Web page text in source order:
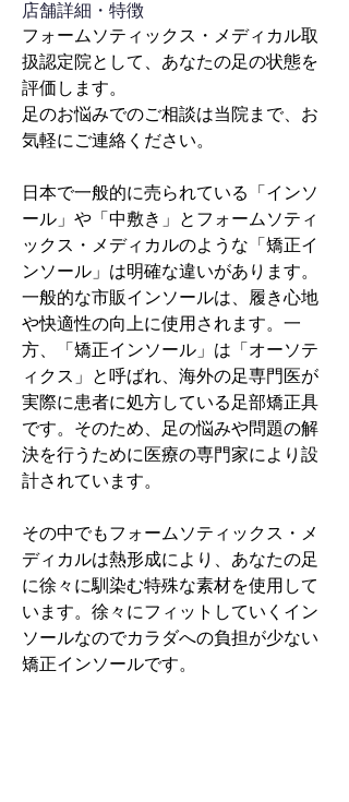
​店舗詳細・特徴
フォームソティックス・メディカル取
扱認定院として、あなたの足の状態を
評価します。
足のお悩みでのご相談は当院まで、お
気軽にご連絡ください。
日本で一般的に売られている「インソ
ール」や「中敷き」とフォームソティ
ックス・メディカルのような「矯正イ
ンソール」は明確な違いがあります。
一般的な市販インソールは、履き心地
や快適性の向上に使用されます。一
方、「矯正インソール」は「オーソテ
ィクス」と呼ばれ、海外の足専門医が
実際に患者に処方している足部矯正具
です。そのため、足の悩みや問題の解
決を行うために医療の専門家により設
計されています。
その中でもフォームソティックス・メ
ディカルは熱形成により、あなたの足
に徐々に馴染む特殊な素材を使用して
います。徐々にフィットしていくイン
ソールなのでカラダへの負担が少ない
矯正インソールです。